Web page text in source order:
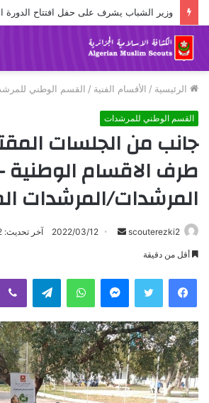
الرئيسية / الأقسام الفنية / القسم الوطني
القسم الوطني للمرشدات
جانب من الجلسات
طرف الاقسام الوطنية
المرشدات/المرشدات
scouterezki2
ب
ي
د
ا
إ
2022/03/12 آخر تحديث: 2022/03/12
أقل من دقيقة
واتساب